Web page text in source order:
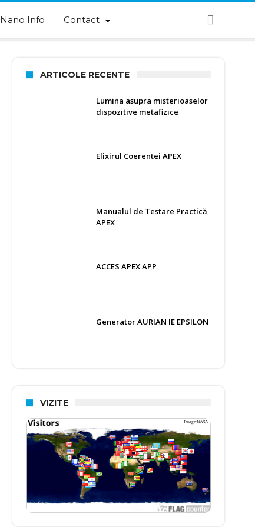
Nano Info Contact
ARTICOLE RECENTE
Lumina asupra misterioaselor
dispozitive metafizice
Elixirul Coerentei APEX
Manualul de Testare Practică
APEX
ACCES APEX APP
Generator AURIAN IE EPSILON
VIZITE